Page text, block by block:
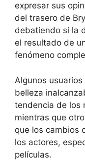
expresar sus
del trasero de
debatiendo si la
el resultado de
fenómeno
Algunos
belleza
tendencia de los
mientras que
que los cambios
los actores,
películas.